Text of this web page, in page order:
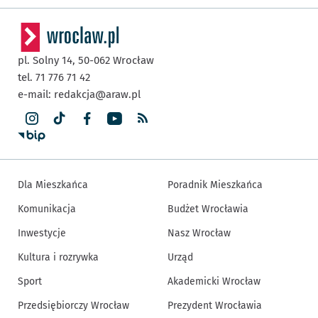
pl. Solny 14, 50-062 Wrocław
tel. 71 776 71 42
e-mail: redakcja@araw.pl
Dla Mieszkańca
Komunikacja
Inwestycje
Kultura i rozrywka
Sport
Przedsiębiorczy Wrocław
Poradnik Mieszkańca
Budżet Wrocławia
Nasz Wrocław
Urząd
Akademicki Wrocław
Prezydent Wrocławia